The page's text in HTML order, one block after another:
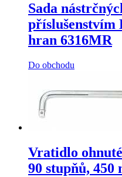
Sada
příslušenstvím
hran 6316MR
Do obchodu
Vratidlo
90 stupňů, 450